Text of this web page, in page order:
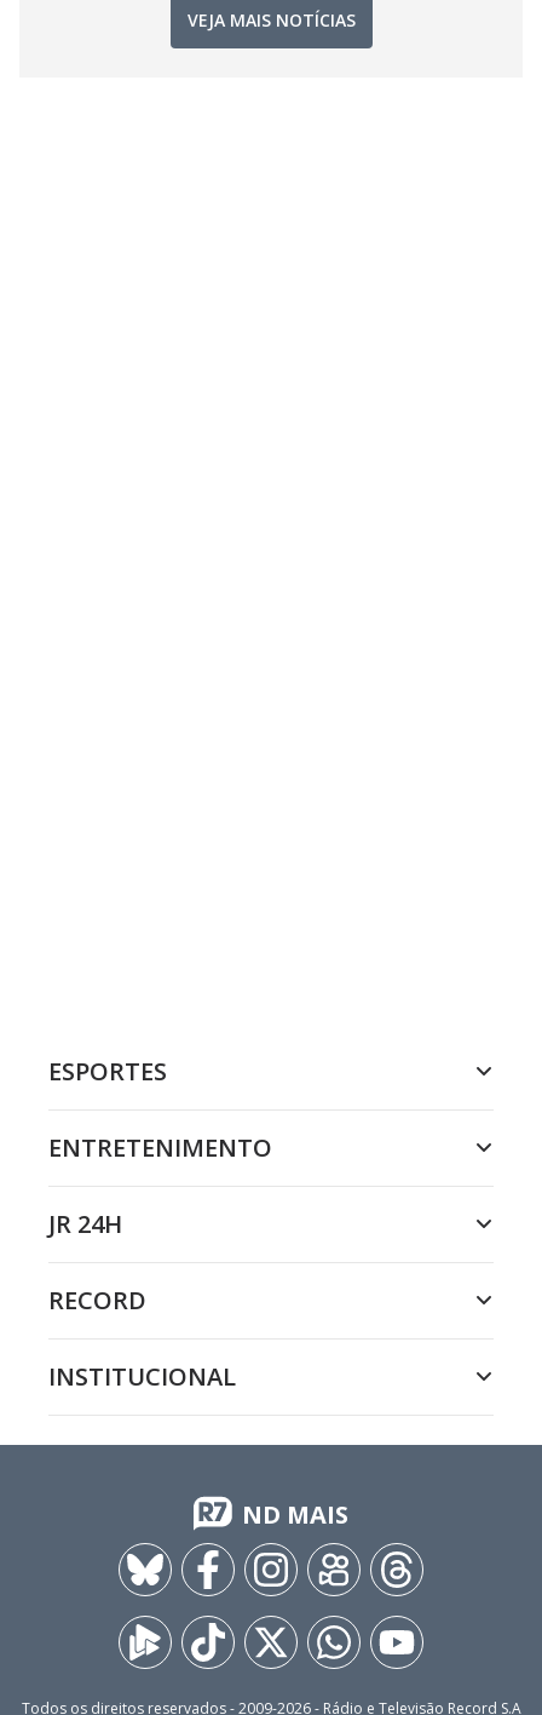
VEJA MAIS NOTÍCIAS
ESPORTES
ENTRETENIMENTO
JR 24H
RECORD
INSTITUCIONAL
ND MAIS
Todos os direitos reservados - 2009-2026- Rádio e Televisão Record S.A